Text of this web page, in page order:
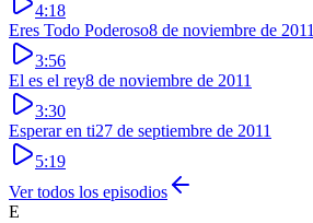
4:18
Eres Todo Poderoso8 de noviembre de 2011
3:56
El es el rey8 de noviembre de 2011
3:30
Esperar en ti27 de septiembre de 2011
5:19
Ver todos los episodios
E